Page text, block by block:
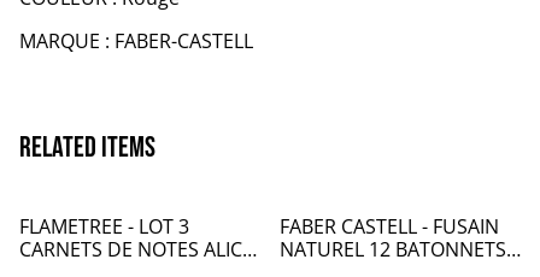
MARQUE : FABER-CASTELL
Related items
FLAMETREE - LOT 3
CARNETS DE NOTES ALICE
FABER CASTELL - FUSAIN
NATUREL 12 BATONNETS